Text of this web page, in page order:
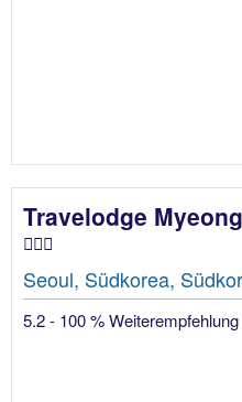
Travelodge
Seoul, Südkorea,
5.2 - 100 % Weiterempfehlung